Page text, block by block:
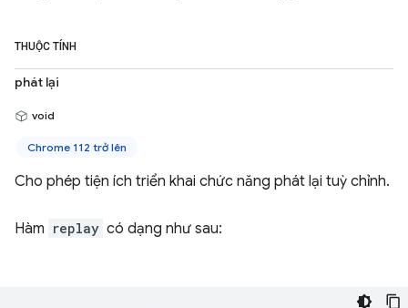
THUỘC TÍNH
phát lại
void
Chrome 112 trở lên
Cho phép tiện ích triển khai chức năng phát lại tuỳ chỉnh.
Hàm replay có dạng như sau: